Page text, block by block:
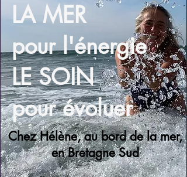
LA MER
pour l'énergie
LE SOIN
pour évoluer
Chez Hélène, au bord de la mer,
en Bretagne Sud